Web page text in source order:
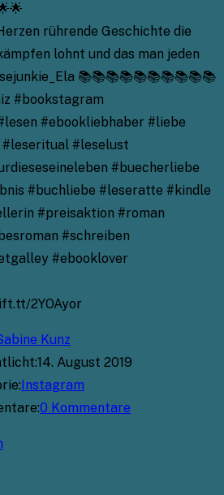
rührende Geschichte die
lohnt und das man jeden
📚📚📚📚📚📚📚📚📚📚
#bookstagram
#ebookliebhaber #liebe
#leselust
#buecherliebe
#buchliebe #leseratte #kindle
#preisaktion #roman
#schreiben
#ebooklover
2YOAyor
Kunz
14. August 2019
Instagram
0 Kommentare